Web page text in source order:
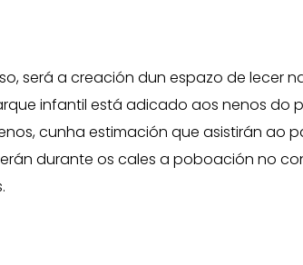
será a creación dun espazo de lecer
infantil está adicado aos nenos do
cunha estimación que asistirán ao
durante os cales a poboación no